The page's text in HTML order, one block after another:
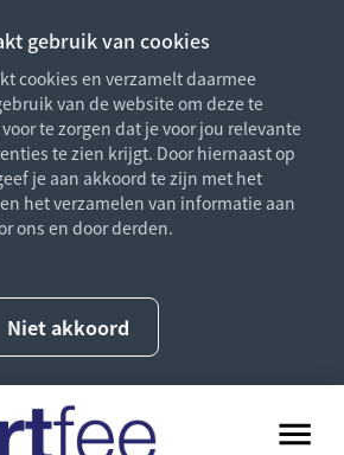
gebruik van cookies
cookies en verzamelt daarmee
van de website om deze te
te zorgen dat je voor jou relevante
te zien krijgt. Door hiernaast op
je aan akkoord te zijn met het
het verzamelen van informatie aan
ons en door derden.
Niet akkoord